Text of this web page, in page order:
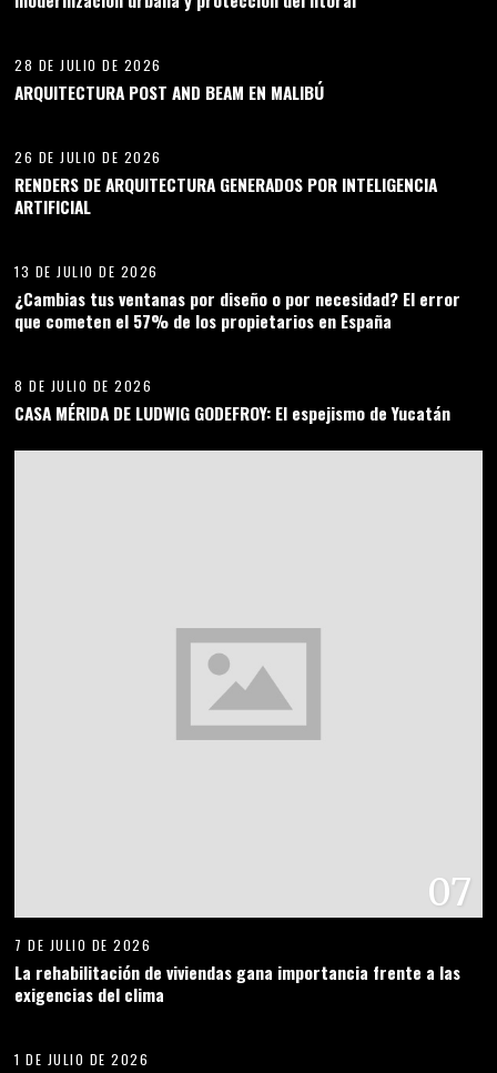
28 DE JULIO DE 2026
ARQUITECTURA POST AND BEAM EN MALIBÚ
26 DE JULIO DE 2026
RENDERS DE ARQUITECTURA GENERADOS POR INTELIGENCIA
ARTIFICIAL
13 DE JULIO DE 2026
¿Cambias tus ventanas por diseño o por necesidad? El error
que cometen el 57% de los propietarios en España
8 DE JULIO DE 2026
CASA MÉRIDA DE LUDWIG GODEFROY: El espejismo de Yucatán
07
7 DE JULIO DE 2026
La rehabilitación de viviendas gana importancia frente a las
exigencias del clima
1 DE JULIO DE 2026